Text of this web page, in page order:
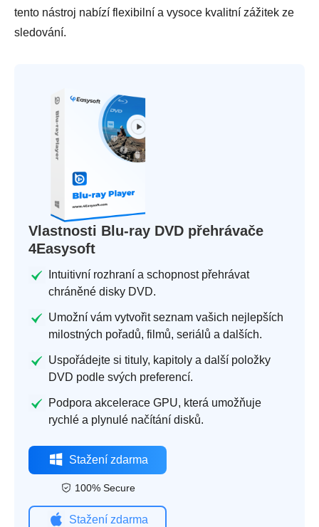
tento nástroj nabízí flexibilní a vysoce kvalitní zážitek ze
sledování.
Vlastnosti Blu-ray DVD přehrávače
4Easysoft
Intuitivní rozhraní a schopnost přehrávat
chráněné disky DVD.
Umožní vám vytvořit seznam vašich nejlepších
milostných pořadů, filmů, seriálů a dalších.
Uspořádejte si tituly, kapitoly a další položky
DVD podle svých preferencí.
Podpora akcelerace GPU, která umožňuje
rychlé a plynulé načítání disků.
Stažení zdarma
100% Secure
Stažení zdarma